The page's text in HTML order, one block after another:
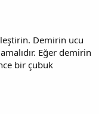
Demirin ucu
Eğer demirin
bir çubuk